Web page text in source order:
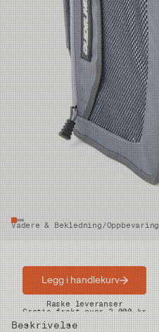
Vadere & Bekledning/Oppbevaring
Pris
Artikkelnummer
Beskrivelse
Legg i handlekurv
Raske leveranser
Gratis frakt over 2.000 kr